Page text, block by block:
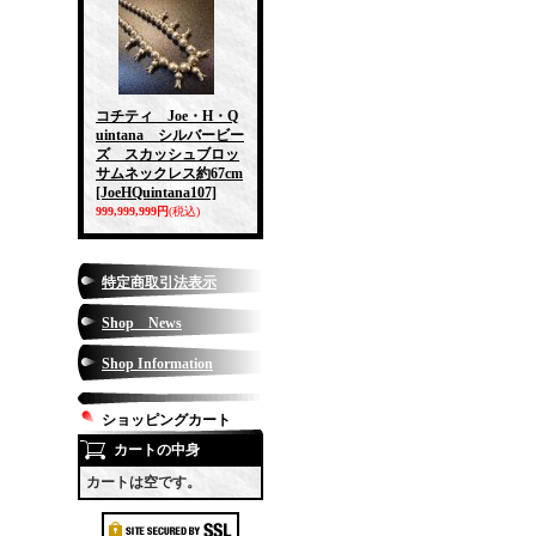
コチティ Joe・H・Q
uintana シルバービー
ズ スカッシュブロッ
サムネックレス約67cm
[JoeHQuintana107]
999,999,999円(税込)
特定商取引法表示
Shop News
Shop Information
ショッピングカート
カートの中身
カートは空です。